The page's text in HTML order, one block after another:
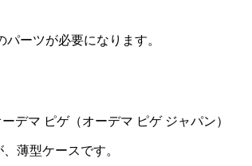
ーツが必要になります。
薄型ケースです。